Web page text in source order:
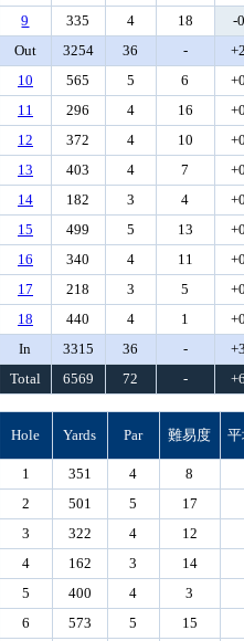
9
335 4 18
-
Out
3254 36 -
10
565 5 6
11
296 4 16
12
372 4 10
13
403 4 7
14
182 3 4
15
499 5 13
16
340 4 11
17
218 3 5
18
440 4 1
In
3315 36 -
Total
6569 72 -
Hole Yards Par 難易度
1 351 4
8
2
501 5
17
3
322 4
12
4
162 3
14
5
400 4
3
6
573 5
15